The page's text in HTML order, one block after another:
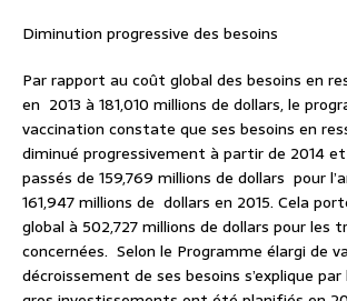
Diminution progressive des besoins
Par rapport au coût global des besoins en
en 2013 à 181,010 millions de dollars, le
vaccination constate que ses besoins en
diminué progressivement à partir de 2014
passés de 159,769 millions de dollars pour
161,947 millions de dollars en 2015. Cela
global à 502,727 millions de dollars pour les
concernées. Selon le Programme élargi de
décroissement de ses besoins s’explique